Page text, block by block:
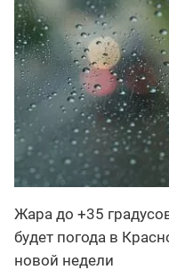
Жара до +35
будет погода в
новой недели